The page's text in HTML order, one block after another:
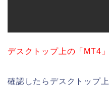
デスクトップ上の「MT4
確認したらデスクトップ